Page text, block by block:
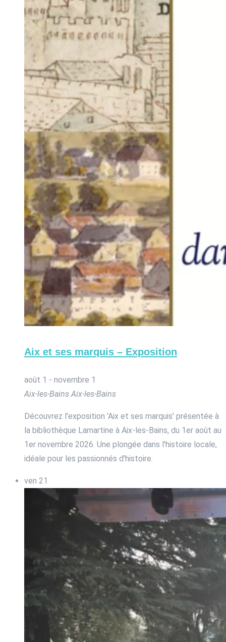
Aix et ses marquis – Exposition
août 1 - novembre 1
Aix-les-BainsAix-les-Bains
Découvrez l'exposition 'Aix et ses marquis' présentée à
la bibliothèque Lamartine à Aix-les-Bains, du 1er août au
1er novembre 2026. Une plongée dans l'histoire locale,
idéale pour les passionnés d'histoire.
ven 21